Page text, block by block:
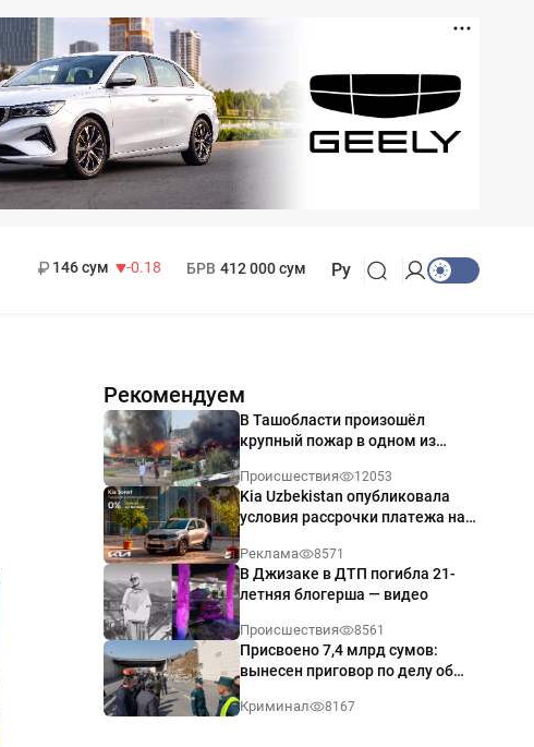
146 сум
-0.18
БРВ 412 000 сум Ру
Рекомендуем
В Ташобласти произошёл
крупный пожар в одном из
Происшествия 12053
Kia Uzbekistan опубликовала
условия рассрочки платежа на
годовых
Реклама 8571
В Джизаке в ДТП погибла 21-
летняя блогерша — видео
Происшествия 8561
Присвоено 7,4 млрд сумов:
вынесен приговор по делу об
Ташкенте
Криминал 8167